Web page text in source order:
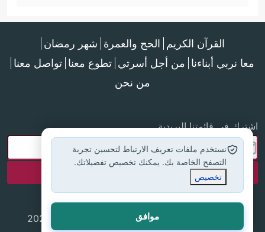
القرآن الكريم الحج والعمرة شهر رمضان
معا نربي أبناءنا من أجل أسرتي تطوع معنا تواصل معنا
من نحن
اشترك في قائمتنا البريدية
جميع الحقوق محفوظة لموقع إسلام أون لاين © 2025
نستخدم ملفات تعريف الارتباط لتحسين تجربة
التصفح الخاصة بك. يمكنك تخصيص تفضيلاتك.
تخصيص
موافق